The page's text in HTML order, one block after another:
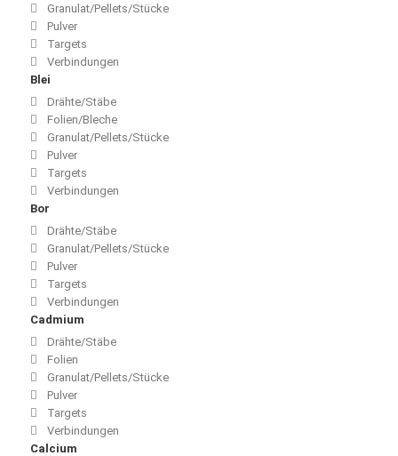
Granulat/Pellets/Stücke
Pulver
Targets
Verbindungen
Blei
Drähte/Stäbe
Folien/Bleche
Granulat/Pellets/Stücke
Pulver
Targets
Verbindungen
Bor
Drähte/Stäbe
Granulat/Pellets/Stücke
Pulver
Targets
Verbindungen
Cadmium
Drähte/Stäbe
Folien
Granulat/Pellets/Stücke
Pulver
Targets
Verbindungen
Calcium